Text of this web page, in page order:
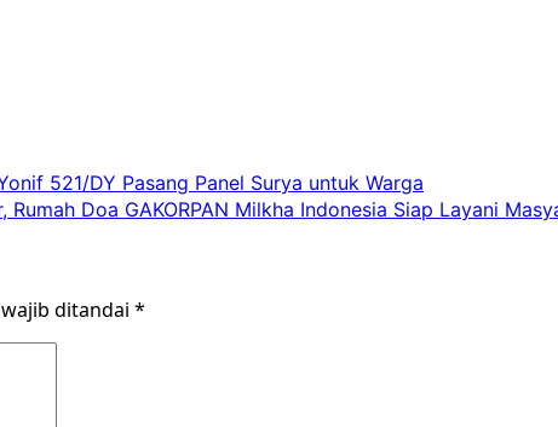
521/DY Pasang Panel Surya untuk Warga
Doa GAKORPAN Milkha Indonesia Siap Layani
ditandai *